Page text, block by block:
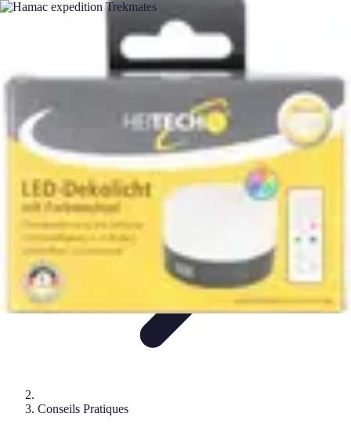
Conseils Sommeil
Nutrition et Sommeil
Astuces de SommeilHabitudes de Sommeil
Conseils Sommeil
Conseils Pratiques